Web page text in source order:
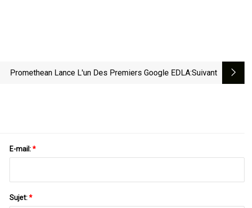
Promethean Lance L'un Des Premiers Google EDLA:suivant
E-mail:*
Sujet:*